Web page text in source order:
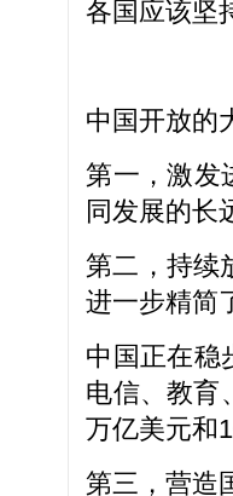
各国应该坚
中国开放的
第一，激发
同发展的长
第二，持续
进一步精简
中国正在稳
电信、教育
万亿美元和
第三，营造